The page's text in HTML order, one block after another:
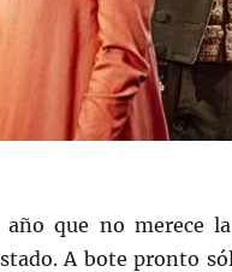
que no merece
A bote pronto